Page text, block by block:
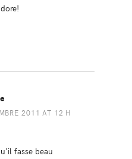
2011 AT 12 H
fasse beau